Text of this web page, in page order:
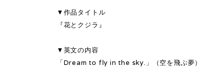
▼作品タイトル
『花とクジラ』
▼英文の内容
「Dream to fly in the sky.」（空を飛ぶ夢）